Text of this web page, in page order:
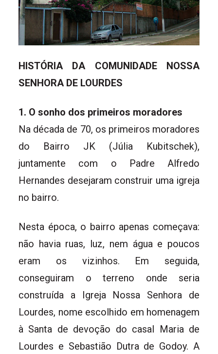
HISTÓRIA DA COMUNIDADE NOSSA
SENHORA DE LOURDES
1. O sonho dos primeiros moradores
Na década de 70, os primeiros moradores
do Bairro JK (Júlia Kubitschek),
juntamente com o Padre Alfredo
Hernandes desejaram construir uma igreja
no bairro.
Nesta época, o bairro apenas começava:
não havia ruas, luz, nem água e poucos
eram os vizinhos. Em seguida,
conseguiram o terreno onde seria
construída a Igreja Nossa Senhora de
Lourdes, nome escolhido em homenagem
à Santa de devoção do casal Maria de
Lourdes e Sebastião Dutra de Godoy. A